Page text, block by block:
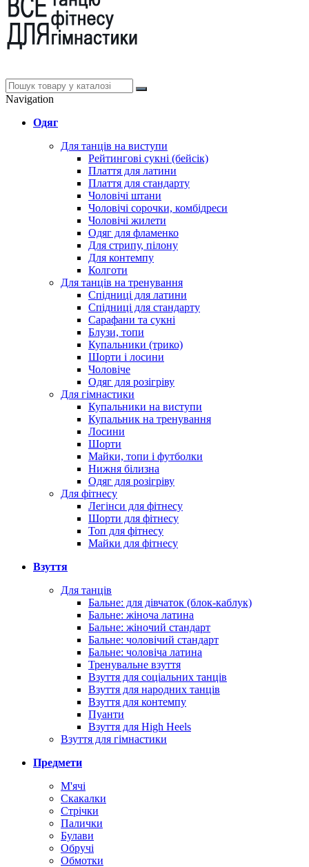
Navigation
Одяг
Для танців на виступи
Рейтингові сукні (бейсік)
Плаття для латини
Плаття для стандарту
Чоловічі штани
Чоловічі сорочки, комбідреси
Чоловічі жилети
Одяг для фламенко
Для стрипу, пілону
Для контемпу
Колготи
Для танців на тренування
Спідниці для латини
Спідниці для стандарту
Сарафани та сукні
Блузи, топи
Купальники (трико)
Шорти і лосини
Чоловіче
Одяг для розігріву
Для гімнастики
Купальники на виступи
Купальник на тренування
Лосини
Шорти
Майки, топи і футболки
Нижня білизна
Одяг для розігріву
Для фітнесу
Легінси для фітнесу
Шорти для фітнесу
Топ для фітнесу
Майки для фітнесу
Взуття
Для танців
Бальне: для дівчаток (блок-каблук)
Бальне: жіноча латина
Бальне: жіночий стандарт
Бальне: чоловічий стандарт
Бальне: чоловіча латина
Тренувальне взуття
Взуття для соціальних танців
Взуття для народних танців
Взуття для контемпу
Пуанти
Взуття для High Heels
Взуття для гімнастики
Предмети
М'ячі
Скакалки
Стрічки
Палички
Булави
Обручі
Обмотки